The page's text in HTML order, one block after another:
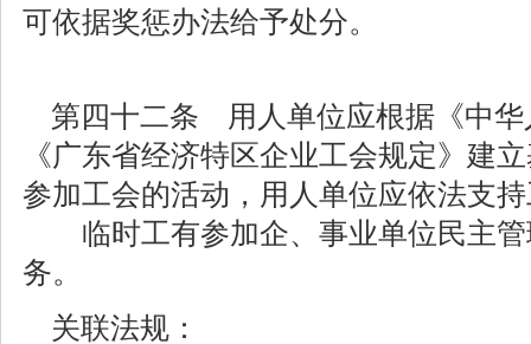
可依据奖惩办法给予处分。
第四十二条 用人单位应根据《中华
《广东省经济特区企业工会规定》建
参加工会的活动，用人单位应依法支
临时工有参加企、事业单位民主管
务。
关联法规：